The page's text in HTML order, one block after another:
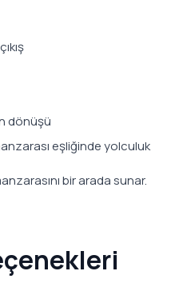
dönüşü
eşliğinde yolculuk
bir arada sunar.